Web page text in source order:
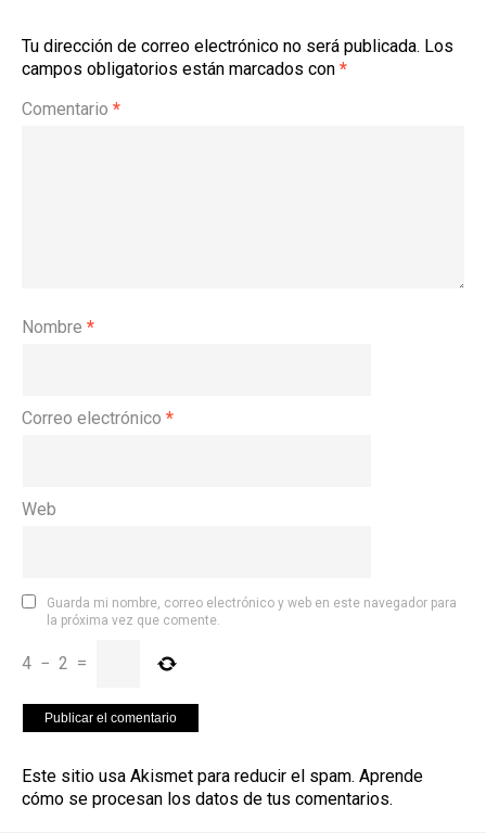
Tu dirección de correo electrónico no será publicada. Los
campos obligatorios están marcados con *
Comentario *
Nombre *
Correo electrónico *
Web
Guarda mi nombre, correo electrónico y web en este navegador para
la próxima vez que comente.
4 − 2 =
Este sitio usa Akismet para reducir el spam. Aprende
cómo se procesan los datos de tus comentarios.